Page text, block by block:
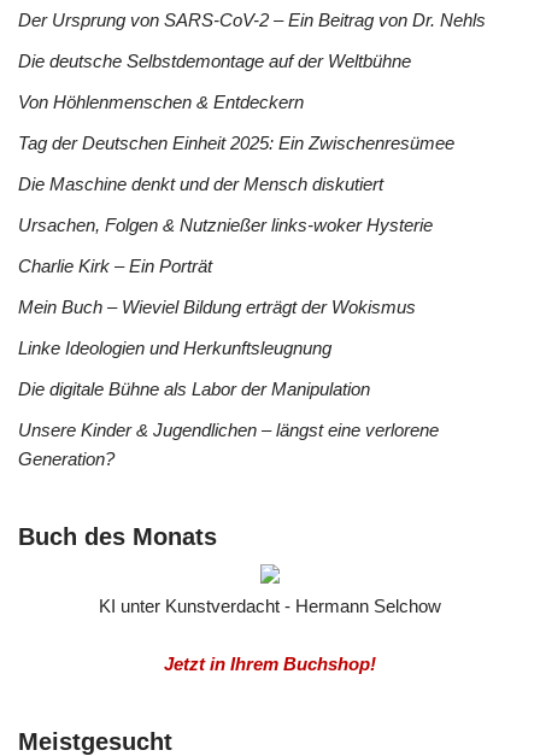
Der Ursprung von SARS-CoV-2 – Ein Beitrag von Dr. Nehls
Die deutsche Selbstdemontage auf der Weltbühne
Von Höhlenmenschen & Entdeckern
Tag der Deutschen Einheit 2025: Ein Zwischenresümee
Die Maschine denkt und der Mensch diskutiert
Ursachen, Folgen & Nutznießer links-woker Hysterie
Charlie Kirk – Ein Porträt
Mein Buch – Wieviel Bildung erträgt der Wokismus
Linke Ideologien und Herkunftsleugnung
Die digitale Bühne als Labor der Manipulation
Unsere Kinder & Jugendlichen – längst eine verlorene
Generation?
Buch des Monats
KI unter Kunstverdacht - Hermann Selchow
Jetzt in Ihrem Buchshop!
Meistgesucht